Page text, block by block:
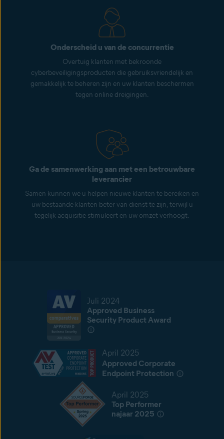
Onderscheid u van de concurrentie
Overtuig klanten met bekroonde
cyberbeveiligingsproducten die gebruiksvriendelijk en
gemakkelijk te beheren zijn en uw klanten beschermen
tegen online dreigingen.
Ga de samenwerking aan met een betrouwbare
leverancier
Samen kunnen we u helpen nieuwe klanten te bereiken en
uw bestaande klanten beter van dienst te zijn, terwijl u
tegelijk acquisitie stimuleert en uw omzet verhoogt.
Juli 2024
Approved Business
Security Product Award
April 2025
Approved Corporate
Endpoint Protection
April 2025
Top Performer
najaar 2025